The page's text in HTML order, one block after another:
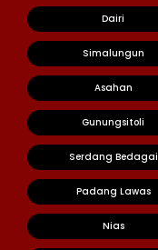
Dairi
Simalungun
Asahan
Gunungsitoli
Serdang Bedagai
Padang Lawas
Nias